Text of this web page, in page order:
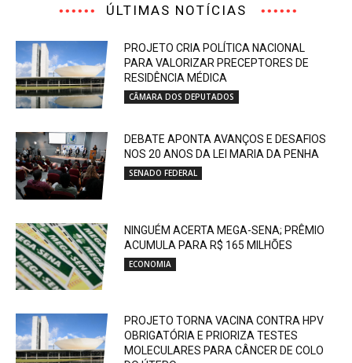
ÚLTIMAS NOTÍCIAS
PROJETO CRIA POLÍTICA NACIONAL
PARA VALORIZAR PRECEPTORES DE
RESIDÊNCIA MÉDICA
CÂMARA DOS DEPUTADOS
DEBATE APONTA AVANÇOS E DESAFIOS
NOS 20 ANOS DA LEI MARIA DA PENHA
SENADO FEDERAL
NINGUÉM ACERTA MEGA-SENA; PRÊMIO
ACUMULA PARA R$ 165 MILHÕES
ECONOMIA
PROJETO TORNA VACINA CONTRA HPV
OBRIGATÓRIA E PRIORIZA TESTES
MOLECULARES PARA CÂNCER DE COLO